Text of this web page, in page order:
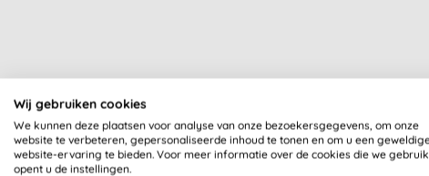
Wij gebruiken cookies
We kunnen deze plaatsen voor analyse van onze bezoekersgegevens, om onze
website te verbeteren, gepersonaliseerde inhoud te tonen en om u een
website-ervaring te bieden. Voor meer informatie over de cookies die we
opent u de instellingen.